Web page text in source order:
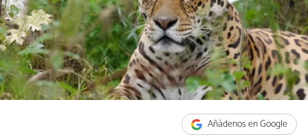
Añádenos en Google